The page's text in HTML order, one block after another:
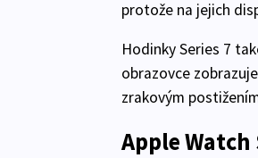
protože na jejich
Hodinky Series 7
obrazovce
zrakovým
Apple Watch